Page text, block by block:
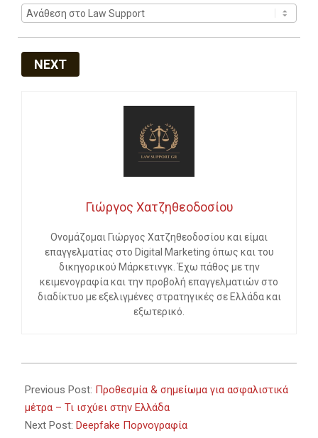
NEXT
Γιώργος Χατζηθεοδοσίου
Ονομάζομαι Γιώργος Χατζηθεοδοσίου και είμαι
επαγγελματίας στο Digital Marketing όπως και του
δικηγορικού Μάρκετινγκ. Έχω πάθος με την
κειμενογραφία και την προβολή επαγγελματιών στο
διαδίκτυο με εξελιγμένες στρατηγικές σε Ελλάδα και
εξωτερικό.
10-
30
Previous Post: Προθεσμία & σημείωμα για ασφαλιστικά
μέτρα – Τι ισχύει στην Ελλάδα
Next Post: Deepfake Πορνογραφία